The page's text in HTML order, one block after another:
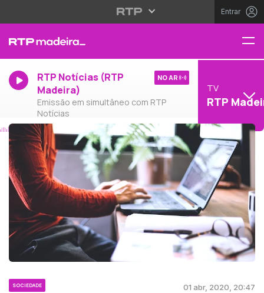
Entrar
RTP Notícias (RTP
Madeira)
Emissão em simultâneo com RTP
Notícias
NO AR
TV
RTP
SOCIEDADE 01 abr, 2020, 20:47